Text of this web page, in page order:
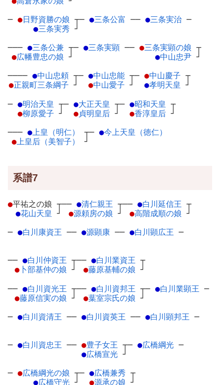
─ ●日野資勝の娘 ┬
●三条実秀 ┘
─ ●三条公富 ── ●三条実治 ─
─── ●三条公兼 ┬
●広幡豊忠の娘 ┘
─ ●三条実顕 ── ●三条実顕の娘 ┬
●中山忠尹 ┘
──── ●中山忠頼 ┬
●正親町三条綱子 ┘
─ ●中山忠能 ┬
●中山愛子 ┘
─ ●中山慶子 ┬
●孝明天皇 ┘
─ ●明治天皇 ┬
●柳原愛子 ┘
─ ●大正天皇 ┬
●貞明皇后 ┘
─ ●昭和天皇 ┬
●香淳皇后 ┘
─── ● 上皇（明仁）
┬
● 上皇后（美智子） ┘
─ ●今上天皇（徳仁）
系譜7
●平祐之の娘 ┬
●花山天皇 ┘
── ●清仁親王 ┬
●源頼房の娘 ┘
── ●白川延信王 ┬
●高階成順の娘 ┘
─ ●白川康資王 ── ●源顕康 ── ●白川顕広王 ─
── ●白川仲資王 ┬
● 卜部基仲の娘 ┘
── ●白川業資王 ┬
●藤原基輔の娘 ┘
── ●白川資光王 ┬
●藤原信実の娘 ┘
── ●白川資邦王 ┬
●葉室宗氏の娘 ┘
─ ●白川業顕王 ─
─ ●白川資清王 ── ●白川資英王 ── ●白川顕邦王 ─
─ ●白川資忠王 ── ●豊子女王 ┬
●広橋宣光 ┘
─ ●広橋綱光 ─
─ ●広橋綱光の娘 ┬
●広橋守光 ┘
─ ●広橋兼秀 ┬
●源承の娘 ┘